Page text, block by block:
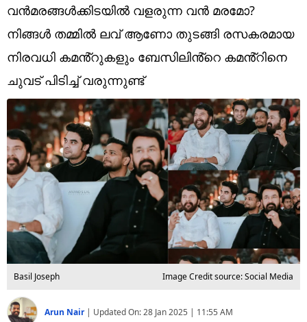
Lifestyle
world
Technology
Religion
Web Story
Photo
Short Videos
വൻമരങ്ങൾക്കിടയിൽ വളരുന്ന വൻ മരമോ?
നിങ്ങൾ തമ്മിൽ ലവ് ആണോ തുടങ്ങി രസകരമായ
നിരവധി കമൻ്റുകളും ബേസിലിൻ്റെ കമൻ്റിനെ
ചുവട് പിടിച്ച് വരുന്നുണ്ട്
Basil Joseph Image Credit source: Social Media
Arun Nair | Updated On:28 Jan 2025 | 11:55 AM